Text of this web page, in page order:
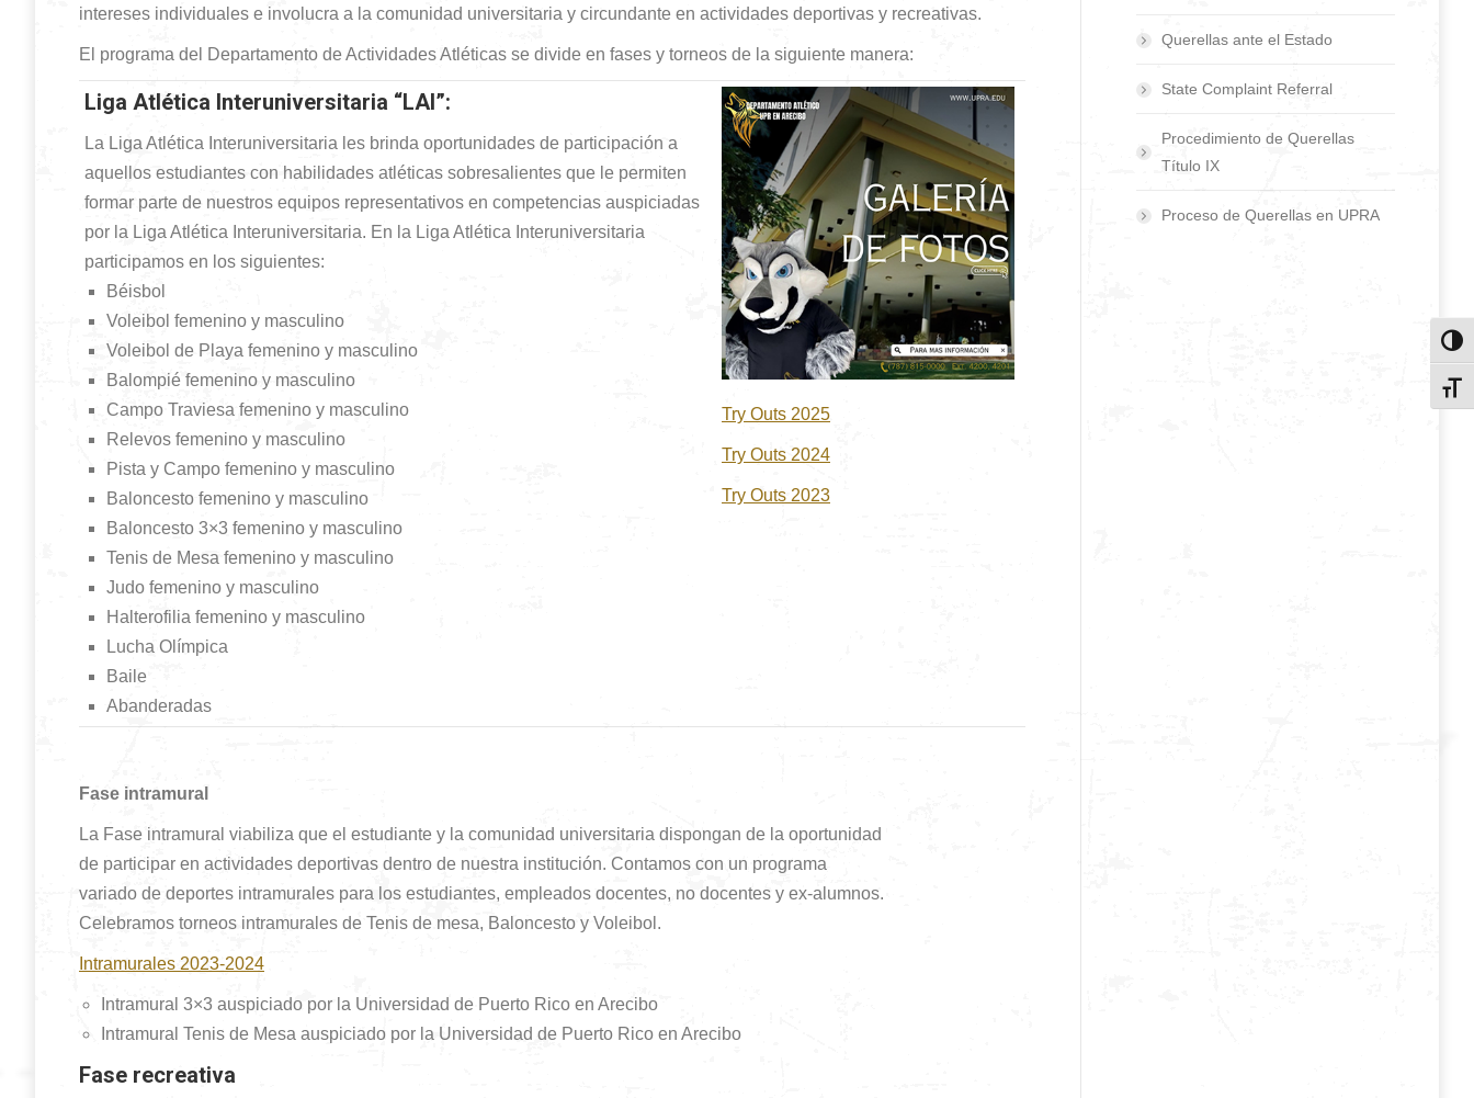
intereses individuales e involucra a la comunidad universitaria y circundante en actividades deportivas y recreativas.
El programa del Departamento de Actividades Atléticas se divide en fases y torneos de la siguiente manera:
Liga Atlética Interuniversitaria “LAI”:
La Liga Atlética Interuniversitaria les brinda oportunidades de participación a
aquellos estudiantes con habilidades atléticas sobresalientes que le permiten
formar parte de nuestros equipos representativos en competencias auspiciadas
por la Liga Atlética Interuniversitaria. En la Liga Atlética Interuniversitaria
participamos en los siguientes:
Béisbol
Voleibol femenino y masculino
Voleibol de Playa femenino y masculino
Balompié femenino y masculino
Campo Traviesa femenino y masculino
Relevos femenino y masculino
Pista y Campo femenino y masculino
Baloncesto femenino y masculino
Baloncesto 3×3 femenino y masculino
Tenis de Mesa femenino y masculino
Judo femenino y masculino
Halterofilia femenino y masculino
Lucha Olímpica
Baile
Abanderadas
Try Outs 2025
Try Outs 2024
Try Outs 2023
Fase intramural
La Fase intramural viabiliza que el estudiante y la comunidad universitaria dispongan de la oportunidad
de participar en actividades deportivas dentro de nuestra institución. Contamos con un programa
variado de deportes intramurales para los estudiantes, empleados docentes, no docentes y ex-alumnos.
Celebramos torneos intramurales de Tenis de mesa, Baloncesto y Voleibol.
Intramurales 2023-2024
Intramural 3×3 auspiciado por la Universidad de Puerto Rico en Arecibo
Intramural Tenis de Mesa auspiciado por la Universidad de Puerto Rico en Arecibo
Fase recreativa
Querellas ante el Estado
State Complaint Referral
Procedimiento de Querellas
Título IX
Proceso de Querellas en UPRA